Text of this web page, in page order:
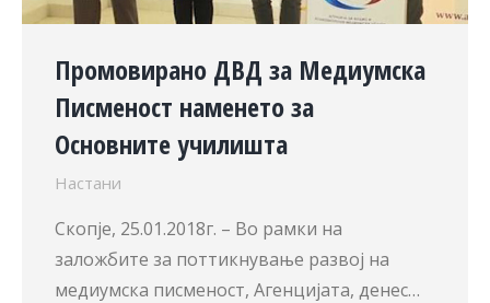
Промовирано ДВД за Медиумска
Писменост наменето за
Основните училишта
Настани
Скопје, 25.01.2018г. – Во рамки на
заложбите за поттикнување развој на
медиумска писменост, Агенцијата, денес…